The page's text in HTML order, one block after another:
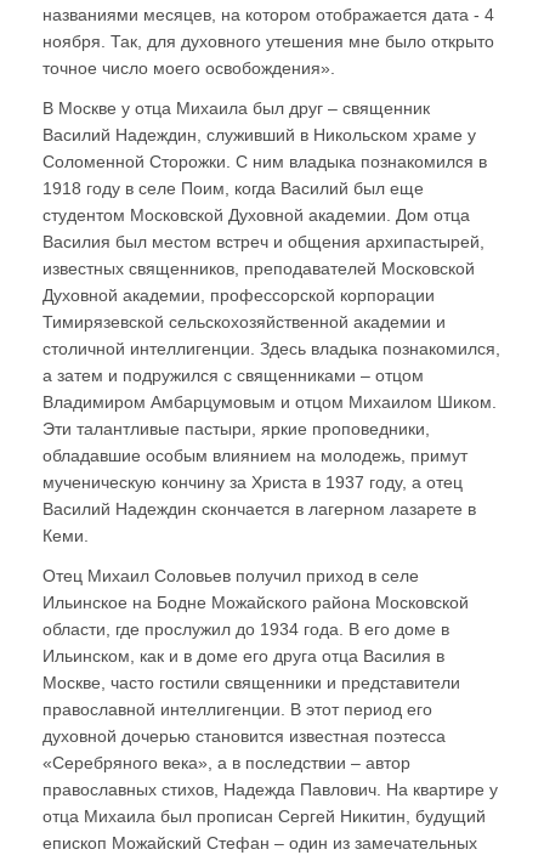
названиями месяцев, на котором отображается дата - 4
ноября. Так, для духовного утешения мне было открыто
точное число моего освобождения».
В Москве у отца Михаила был друг – священник
Василий Надеждин, служивший в Никольском храме у
Соломенной Cторожки. С ним владыка познакомился в
1918 году в селе Поим, когда Василий был еще
студентом Московской Духовной академии. Дом отца
Василия был местом встреч и общения архипастырей,
известных священников, преподавателей Московской
Духовной академии, профессорской корпорации
Тимирязевской сельскохозяйственной академии и
столичной интеллигенции. Здесь владыка познакомился,
а затем и подружился с священниками – отцом
Владимиром Амбарцумовым и отцом Михаилом Шиком.
Эти талантливые пастыри, яркие проповедники,
обладавшие особым влиянием на молодежь, примут
мученическую кончину за Христа в 1937 году, а отец
Василий Надеждин скончается в лагерном лазарете в
Кеми.
Отец Михаил Соловьев получил приход в селе
Ильинское на Бодне Можайского района Московской
области, где прослужил до 1934 года. В его доме в
Ильинском, как и в доме его друга отца Василия в
Москве, часто гостили священники и представители
православной интеллигенции. В этот период его
духовной дочерью становится известная поэтесса
«Серебряного века», а в последствии – автор
православных стихов, Надежда Павлович. На квартире у
отца Михаила был прописан Сергей Никитин, будущий
епископ Можайский Стефан – один из замечательных